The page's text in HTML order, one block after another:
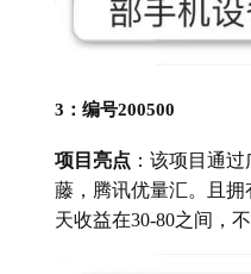
3：编号200500
项目亮点 ：该项目通
藤，腾讯优量汇。且
天收益在30-80之间，